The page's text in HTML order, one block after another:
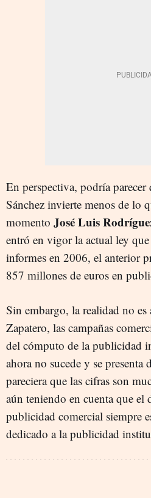
En perspectiva, podría parecer
Sánchez invierte menos de lo
momento José Luis
entró en vigor la actual ley
informes en 2006, el anterior
857 millones de euros en
Sin embargo, la realidad no es
Zapatero, las campañas
del cómputo de la publicidad
ahora no sucede y se presenta
pareciera que las cifras son
aún teniendo en cuenta que el
publicidad comercial siempre
dedicado a la publicidad